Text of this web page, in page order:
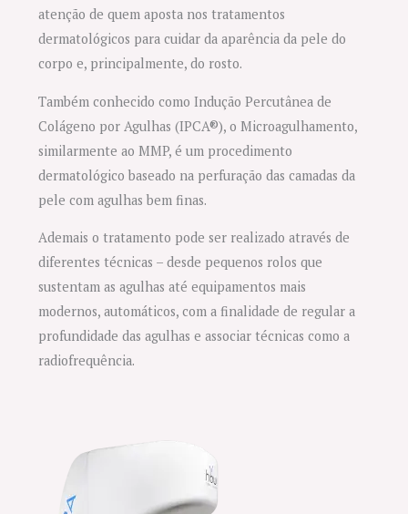
atenção de quem aposta nos tratamentos
dermatológicos para cuidar da aparência da pele do
corpo e, principalmente, do rosto.
Também conhecido como Indução Percutânea de
Colágeno por Agulhas (IPCA®), o Microagulhamento,
similarmente ao MMP, é um procedimento
dermatológico baseado na perfuração das camadas da
pele com agulhas bem finas.
Ademais o tratamento pode ser realizado através de
diferentes técnicas – desde pequenos rolos que
sustentam as agulhas até equipamentos mais
modernos, automáticos, com a finalidade de regular a
profundidade das agulhas e associar técnicas como a
radiofrequência.